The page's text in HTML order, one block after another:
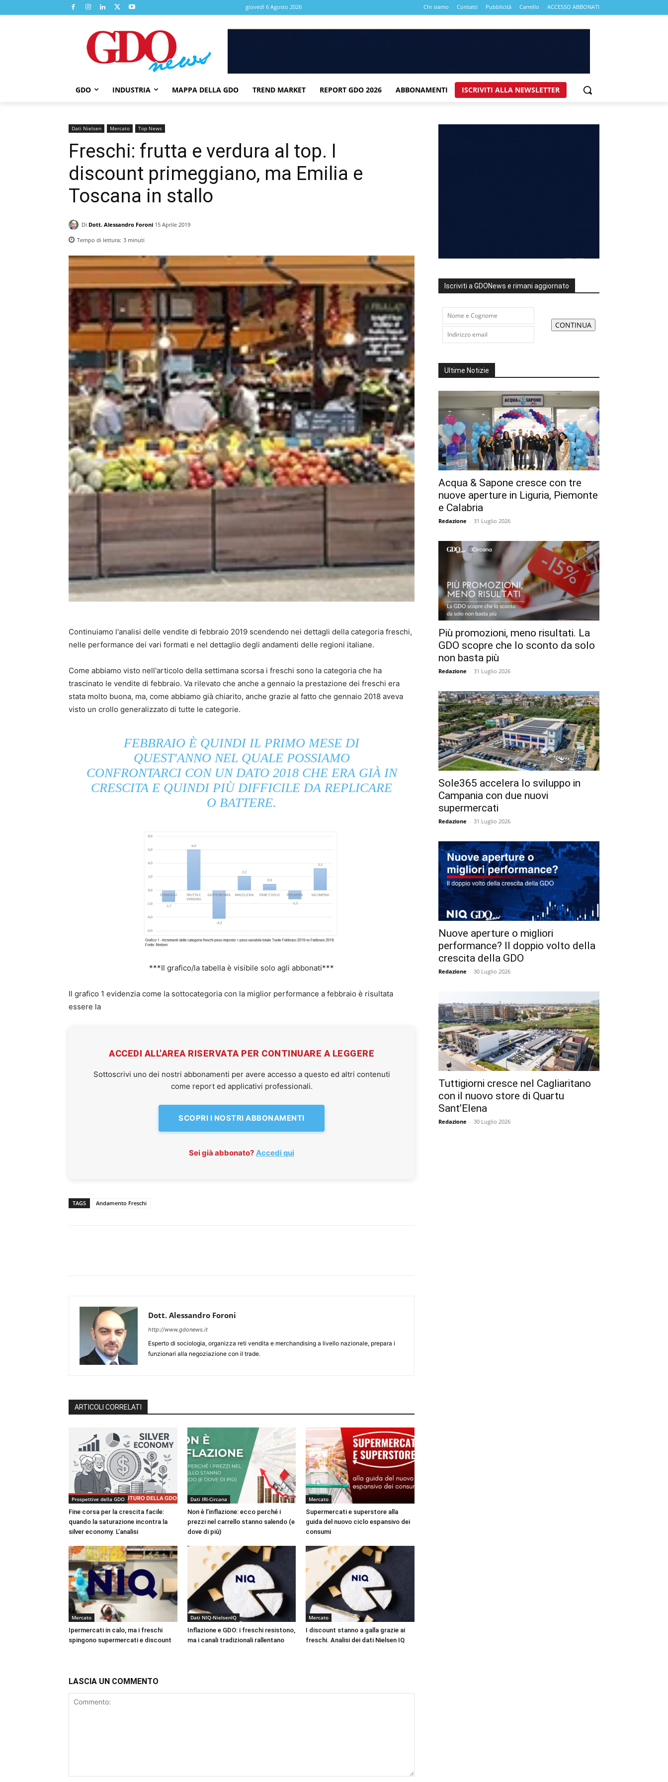
giovedì 6 Agosto 2026 Chi siamo Contatti Pubblicità Carrello ACCESSO ABBONATI
GDO INDUSTRIA MAPPA DELLA GDO TREND MARKET REPORT GDO 2026 ABBONAMENTI ISCRIVITI ALLA NEWSLETTER
Dati Nielsen Mercato Top News
Freschi: frutta e verdura al top. I
discount primeggiano, ma Emilia e
Toscana in stallo
Di Dott. Alessandro Foroni 15 Aprile 2019
Tempo di lettura: 3 minuti
Continuiamo l'analisi delle vendite di febbraio 2019 scendendo nei dettagli della categoria freschi,
nelle performance dei vari formati e nel dettaglio degli andamenti delle regioni italiane.
Come abbiamo visto nell'articolo della settimana scorsa i freschi sono la categoria che ha
trascinato le vendite di febbraio. Va rilevato che anche a gennaio la prestazione dei freschi era
stata molto buona, ma, come abbiamo già chiarito, anche grazie al fatto che gennaio 2018 aveva
visto un crollo generalizzato di tutte le categorie.
FEBBRAIO È QUINDI IL PRIMO MESE DI
QUEST'ANNO NEL QUALE POSSIAMO
CONFRONTARCI CON UN DATO 2018 CHE ERA GIÀ IN
CRESCITA E QUINDI PIÙ DIFFICILE DA REPLICARE
O BATTERE.
***Il grafico/la tabella è visibile solo agli abbonati***
Il grafico 1 evidenzia come la sottocategoria con la miglior performance a febbraio è risultata
essere la
ACCEDI ALL'AREA RISERVATA PER CONTINUARE A LEGGERE
Sottoscrivi uno dei nostri abbonamenti per avere accesso a questo ed altri contenuti
come report ed applicativi professionali.
SCOPRI I NOSTRI ABBONAMENTI
Sei già abbonato? Accedi qui
TAGS Andamento Freschi
Dott. Alessandro Foroni
http://www.gdonews.it
Esperto di sociologia, organizza reti vendita e merchandising a livello nazionale, prepara i
funzionari alla negoziazione con il trade.
ARTICOLI CORRELATI
Prospettive della GDO
Fine corsa per la crescita facile:
quando la saturazione incontra la
silver economy. L’analisi
Dati IRI-Circana
Non è l’inflazione: ecco perché i
prezzi nel carrello stanno salendo (e
dove di più)
Mercato
Supermercati e superstore alla
guida del nuovo ciclo espansivo dei
consumi
Mercato
Ipermercati in calo, ma i freschi
spingono supermercati e discount
Dati NIQ-NielsenIQ
Inflazione e GDO: i freschi resistono,
ma i canali tradizionali rallentano
Mercato
I discount stanno a galla grazie ai
freschi. Analisi dei dati Nielsen IQ
LASCIA UN COMMENTO
Iscriviti a GDONews e rimani aggiornato
Ultime Notizie
Acqua & Sapone cresce con tre
nuove aperture in Liguria, Piemonte
e Calabria
Redazione - 31 Luglio 2026
Più promozioni, meno risultati. La
GDO scopre che lo sconto da solo
non basta più
Redazione - 31 Luglio 2026
Sole365 accelera lo sviluppo in
Campania con due nuovi
supermercati
Redazione - 31 Luglio 2026
Nuove aperture o migliori
performance? Il doppio volto della
crescita della GDO
Redazione - 30 Luglio 2026
Tuttigiorni cresce nel Cagliaritano
con il nuovo store di Quartu
Sant’Elena
Redazione - 30 Luglio 2026